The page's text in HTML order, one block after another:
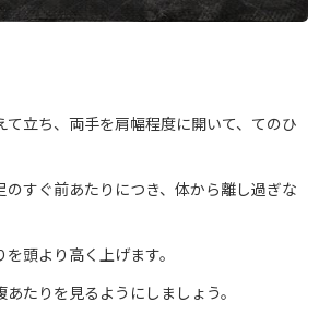
て立ち、両手を肩幅程度に開いて、てのひ
のすぐ前あたりにつき、体から離し過ぎな
頭より高く上げます。
たりを見るようにしましょう。